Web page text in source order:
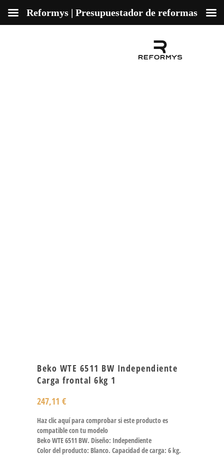
Beko WTE 6511 BW Independiente
Carga frontal 6kg 1
247,11 €
Haz clic aquí para comprobar si este producto es
compatible con tu modelo
Beko WTE 6511 BW. Diseño: Independiente
Color del producto: Blanco. Capacidad de carga: 6 kg.
Reformys | Presupuestador de reformas